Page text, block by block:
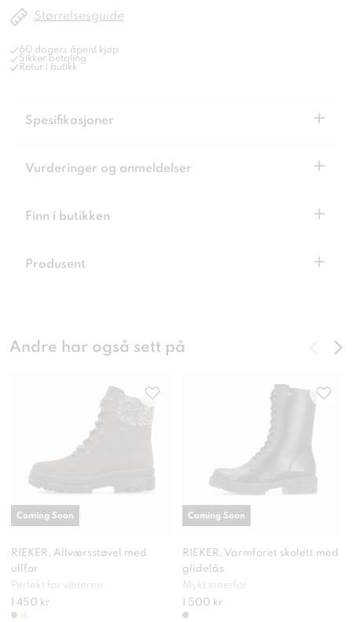
Størrelsesguide
60 dagers åpent kjøp
Sikker betaling
Retur i butikk
Spesifikasjoner +
Vurderinger og anmeldelser +
Finn i butikken +
Produsent +
Andre har også sett på
RIEKER, Allværsstøvel med
ullfor
Perfekt for vinteren
1 450 kr
Coming Soon
RIEKER, Varmforet skolett med
glidelås
Mykt innerfor
1 500 kr
Coming Soon